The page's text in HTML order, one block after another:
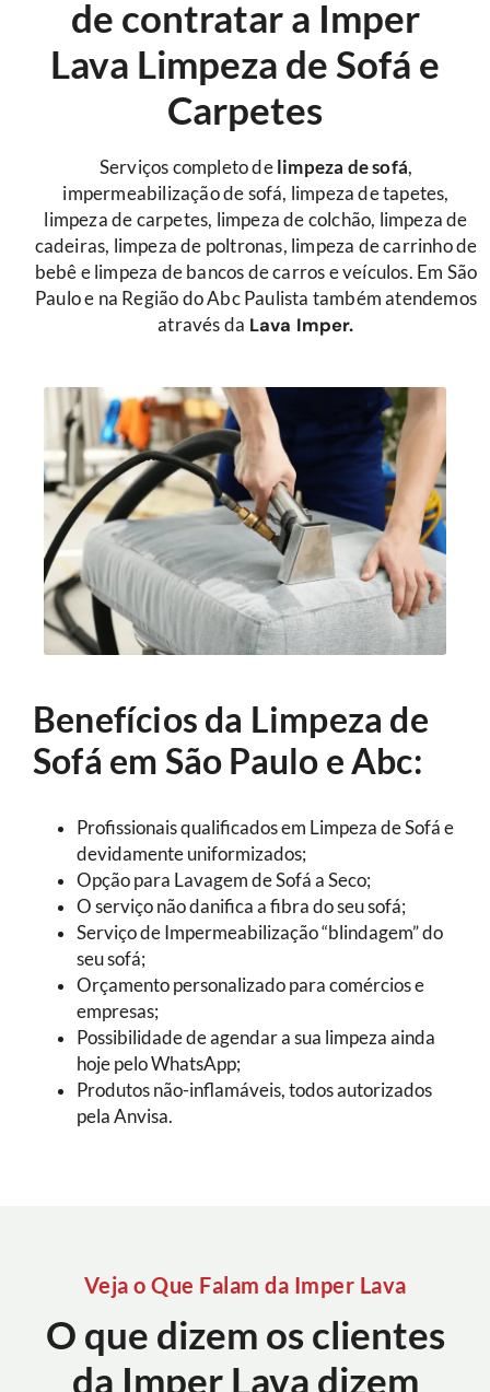
de contratar a Imper
Lava Limpeza de Sofá e
Carpetes
Serviços completo de limpeza de sofá,
impermeabilização de sofá, limpeza de tapetes,
limpeza de carpetes, limpeza de colchão, limpeza de
cadeiras, limpeza de poltronas, limpeza de carrinho de
bebê e limpeza de bancos de carros e veículos. Em São
Paulo e na Região do Abc Paulista também atendemos
através da Lava Imper.
Benefícios da Limpeza de
Sofá em São Paulo e Abc:
Profissionais qualificados em Limpeza de Sofá e
devidamente uniformizados;
Opção para Lavagem de Sofá a Seco;
O serviço não danifica a fibra do seu sofá;
Serviço de Impermeabilização “blindagem” do
seu sofá;
Orçamento personalizado para comércios e
empresas;
Possibilidade de agendar a sua limpeza ainda
hoje pelo WhatsApp;
Produtos não-inflamáveis, todos autorizados
pela Anvisa.
Veja o Que Falam da Imper Lava
O que dizem os clientes
da Imper Lava dizem